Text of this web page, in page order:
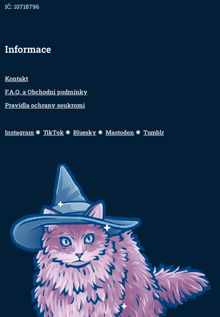
IČ: 10718796
Informace
Kontakt
F.A.Q. a Obchodní podmínky
Pravidla ochrany soukromí
Instagram✸ TikTok✸ Bluesky✸ Mastodon ✸ Tumblr